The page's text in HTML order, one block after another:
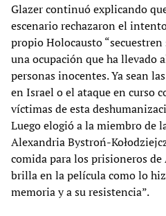
Glazer continuó explicando
escenario rechazaron el
propio Holocausto
una ocupación que ha llevado
personas inocentes. Ya sean
en Israel o el ataque en curso
víctimas de esta
Luego elogió a la miembro de
Alexandria Bystroń-
comida para los prisioneros
brilla en la película como lo
memoria y a su resistencia”.